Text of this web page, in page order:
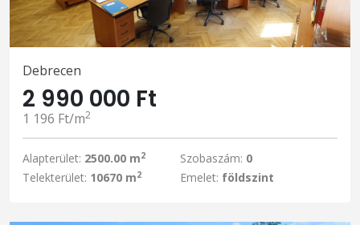
Debrecen
2 990 000 Ft
1 196 Ft/m2
Alapterület: 2500.00 m2
Telekterület: 10670 m2
Szobaszám: 0
Emelet: földszint